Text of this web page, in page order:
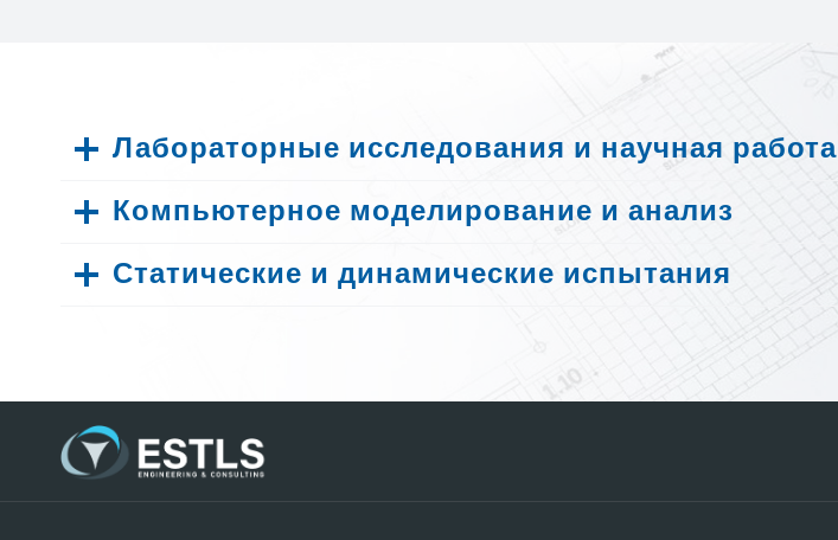
Лабораторные исследования и научная работа
Компьютерное моделирование и анализ
Статические и динамические испытания